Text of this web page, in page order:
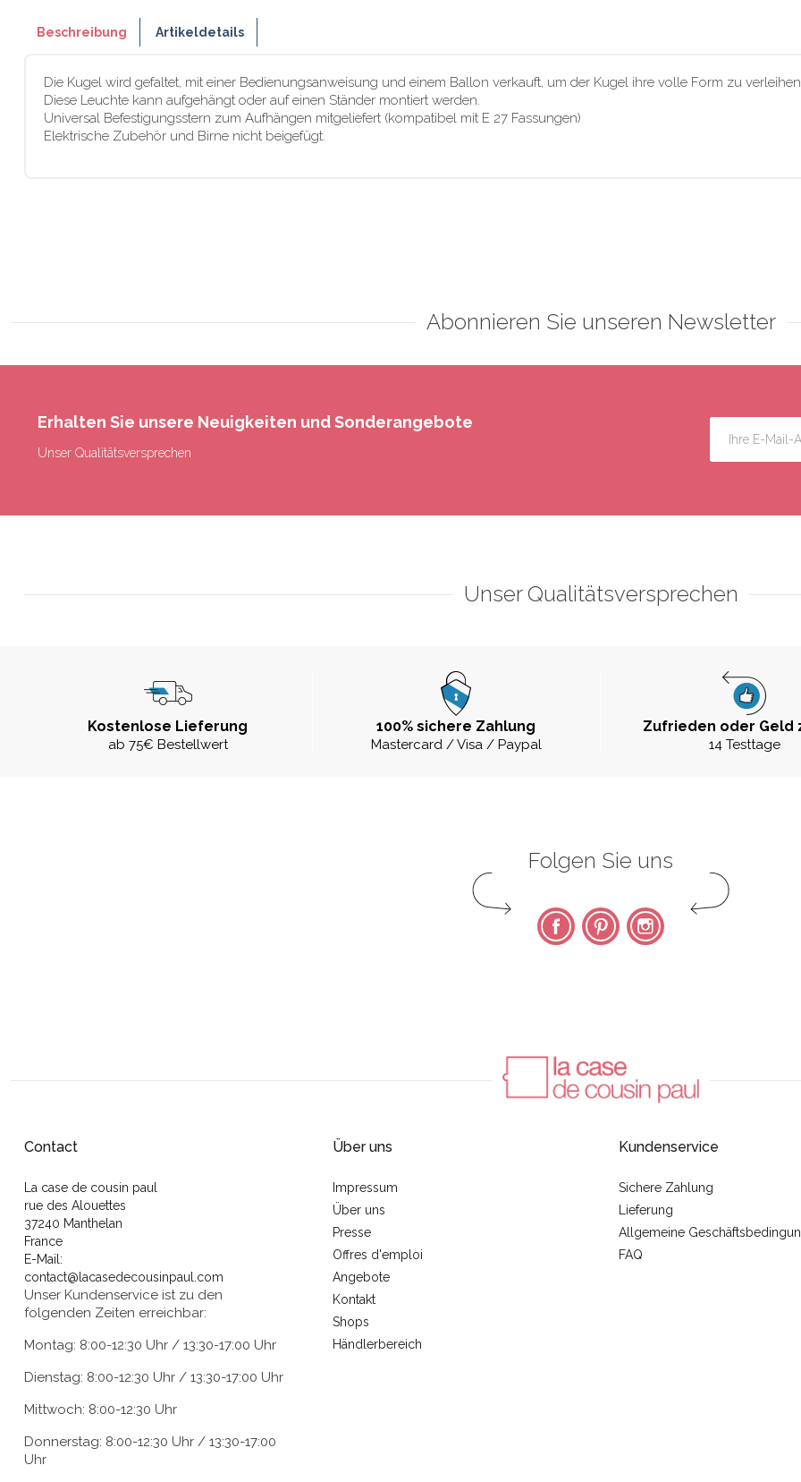
Beschreibung Artikeldetails
Die Kugel wird gefaltet, mit einer Bedienungsanweisung und einem Ballon verkauft, um der Kugel ihre volle Form zu
Diese Leuchte kann aufgehängt oder auf einen Ständer montiert werden.
Universal Befestigungsstern zum Aufhängen mitgeliefert (kompatibel mit E 27 Fassungen)
Elektrische Zubehör und Birne nicht beigefügt.
Abonnieren Sie unseren Newsletter
Erhalten Sie unsere Neuigkeiten und Sonderangebote
Unser Qualitätsversprechen
Unser Qualitätsversprechen
Kostenlose Lieferung
ab 75€ Bestellwert
100% sichere Zahlung
Mastercard / Visa / Paypal
Zufrieden oder Geld
14 Testtage
Folgen Sie uns
FacebookPinterest Instagram
Contact
La case de cousin paul
rue des Alouettes
37240 Manthelan
France
E-Mail:
contact@lacasedecousinpaul.com
Unser Kundenservice ist zu den
folgenden Zeiten erreichbar:
Montag: 8:00-12:30 Uhr / 13:30-17:00 Uhr
Dienstag: 8:00-12:30 Uhr / 13:30-17:00 Uhr
Mittwoch: 8:00-12:30 Uhr
Donnerstag: 8:00-12:30 Uhr / 13:30-17:00
Uhr
Über uns
Impressum
Über uns
Presse
Offres d'emploi
Angebote
Kontakt
Shops
Händlerbereich
Kundenservice
Sichere Zahlung
Lieferung
Allgemeine
FAQ